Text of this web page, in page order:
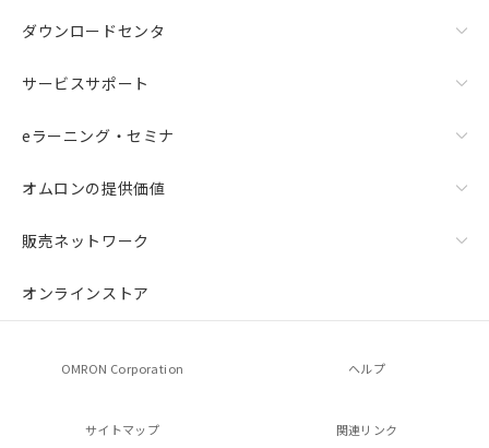
ダウンロードセンタ
サービスサポート
eラーニング・セミナ
オムロンの提供価値
販売ネットワーク
オンラインストア
OMRON Corporation ヘルプ
サイトマップ 関連リンク